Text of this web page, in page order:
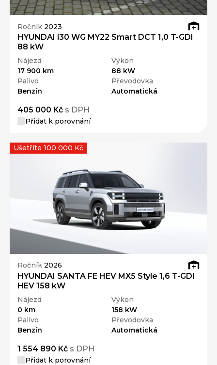
Ročník 2023
HYUNDAI i30 WG MY22 Smart DCT 1,0 T-GDI
88 kW
Nájezd
17 900 km
Výkon
88 kW
Palivo
Benzín
Převodovka
Automatická
405 000 Kč s DPH
Přidat k porovnání
Ročník 2026
HYUNDAI SANTA FE HEV MX5 Style 1,6 T-GDI
HEV 158 kW
Nájezd
0 km
Výkon
158 kW
Palivo
Benzín
Převodovka
Automatická
1 554 890 Kč s DPH
Přidat k porovnání
Ušetříte 100 000 Kč